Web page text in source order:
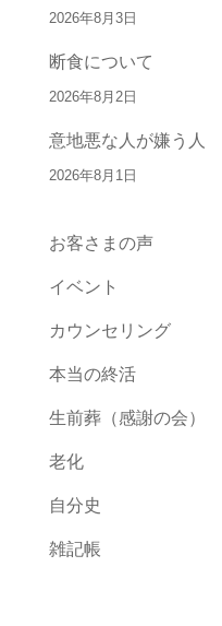
2026年8月3日
断食について
2026年8月2日
意地悪な人が嫌う人
2026年8月1日
お客さまの声
イベント
カウンセリング
本当の終活
生前葬（感謝の会）
老化
自分史
雑記帳